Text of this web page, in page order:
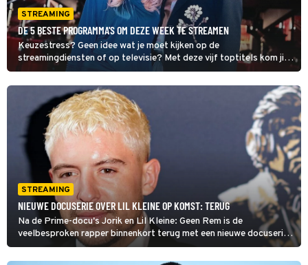
STREAMING
DE 5 BESTE PROGRAMMA'S OM DEZE WEEK TE STREAMEN
Keuzestress? Geen idee wat je moet kijken op de
streamingdiensten of op televisie? Met deze vijf toptitels kom jij
sowieso de week door.
STREAMING
NIEUWE DOCUSERIE OVER LIL KLEINE OP KOMST: TERUG
Na de Prime-docu's Jorik en Lil Kleine: Geen Rem is de
veelbesproken rapper binnenkort terug met een nieuwe docuserie
op datzelfde streamingplatform. Die heeft de titel 'Lil Kleine:
Terug' meegekregen.